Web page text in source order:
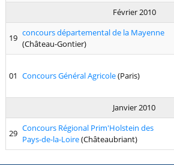
Février 2010
19 concours départemental de la Mayenne
(Château-Gontier)
01 Concours Général Agricole(Paris)
Janvier 2010
29 Concours Régional Prim'Holstein des
Pays-de-la-Loire(Châteaubriant)